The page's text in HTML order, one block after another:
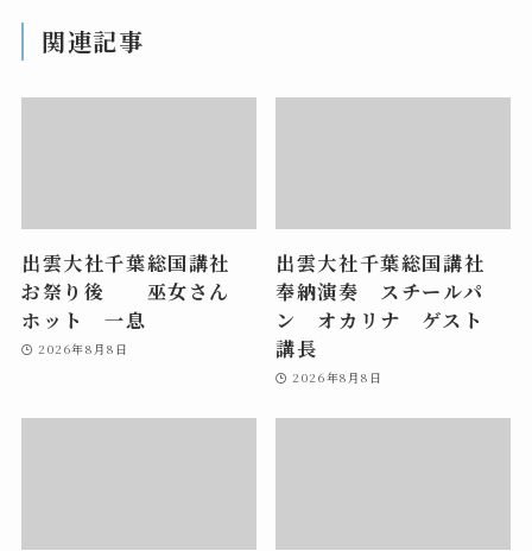
関連記事
出雲大社千葉総国講社
お祭り後 巫女さん
ホット 一息
2026年8月8日
出雲大社千葉総国講社
奉納演奏 スチールパ
ン オカリナ ゲスト
講長
2026年8月8日